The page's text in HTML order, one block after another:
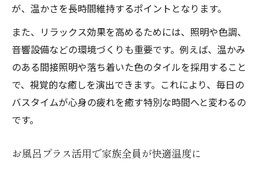
お風呂リフォーム後に役立つ保温機能の活用術
お風呂リフォーム後は保温機能を賢く活用
お風呂プラスで効率的な追い焚きのコツ
家族入浴に最適なお風呂リフォームの保温
術
冷えを防ぐお風呂リフォーム後の温度管理
保温機能とお風呂リフォームで省エネ実現
が、温かさを長時間維持するポイントとなります。
また、リラックス効果を高めるためには、照明や色調、
音響設備などの環境づくりも重要です。例えば、温かみ
のある間接照明や落ち着いた色のタイルを採用すること
で、視覚的な癒しを演出できます。これにより、毎日の
バスタイムが心身の疲れを癒す特別な時間へと変わるの
です。
お風呂プラス活用で家族全員が快適温度に